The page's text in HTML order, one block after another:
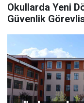
Okullarda Yeni
Güvenlik